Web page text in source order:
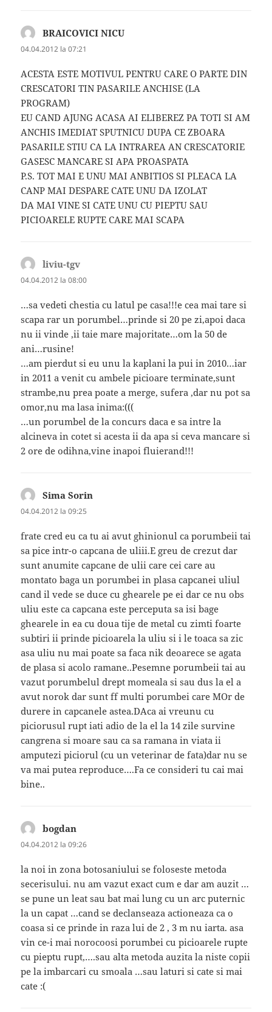
BRAICOVICI NICU
04.04.2012 la 07:21
ACESTA ESTE MOTIVUL PENTRU CARE O PARTE DIN
CRESCATORI TIN PASARILE ANCHISE (LA
PROGRAM)
EU CAND AJUNG ACASA AI ELIBEREZ PA TOTI SI AM
ANCHIS IMEDIAT SPUTNICU DUPA CE ZBOARA
PASARILE STIU CA LA INTRAREA AN CRESCATORIE
GASESC MANCARE SI APA PROASPATA
P.S. TOT MAI E UNU MAI ANBITIOS SI PLEACA LA
CANP MAI DESPARE CATE UNU DA IZOLAT
DA MAI VINE SI CATE UNU CU PIEPTU SAU
PICIOARELE RUPTE CARE MAI SCAPA
liviu-tgv
04.04.2012 la 08:00
…sa vedeti chestia cu latul pe casa!!!e cea mai tare si
scapa rar un porumbel…prinde si 20 pe zi,apoi daca
nu ii vinde ,ii taie mare majoritate…om la 50 de
ani…rusine!
…am pierdut si eu unu la kaplani la pui in 2010…iar
in 2011 a venit cu ambele picioare terminate,sunt
strambe,nu prea poate a merge, sufera ,dar nu pot sa
omor,nu ma lasa inima:(((
…un porumbel de la concurs daca e sa intre la
alcineva in cotet si acesta ii da apa si ceva mancare si
2 ore de odihna,vine inapoi fluierand!!!
Sima Sorin
04.04.2012 la 09:25
frate cred eu ca tu ai avut ghinionul ca porumbeii tai
sa pice intr-o capcana de uliii.E greu de crezut dar
sunt anumite capcane de ulii care cei care au
montato baga un porumbei in plasa capcanei uliul
cand il vede se duce cu ghearele pe ei dar ce nu obs
uliu este ca capcana este perceputa sa isi bage
ghearele in ea cu doua tije de metal cu zimti foarte
subtiri ii prinde picioarela la uliu si i le toaca sa zic
asa uliu nu mai poate sa faca nik deoarece se agata
de plasa si acolo ramane..Pesemne porumbeii tai au
vazut porumbelul drept momeala si sau dus la el a
avut norok dar sunt ff multi porumbei care MOr de
durere in capcanele astea.DAca ai vreunu cu
piciorusul rupt iati adio de la el la 14 zile survine
cangrena si moare sau ca sa ramana in viata ii
amputezi piciorul (cu un veterinar de fata)dar nu se
va mai putea reproduce….Fa ce consideri tu cai mai
bine..
bogdan
04.04.2012 la 09:26
la noi in zona botosaniului se foloseste metoda
secerisului. nu am vazut exact cum e dar am auzit …
se pune un leat sau bat mai lung cu un arc puternic
la un capat …cand se declanseaza actioneaza ca o
coasa si ce prinde in raza lui de 2 , 3 m nu iarta. asa
vin ce-i mai norocoosi porumbei cu picioarele rupte
cu pieptu rupt,….sau alta metoda auzita la niste copii
pe la imbarcari cu smoala …sau laturi si cate si mai
cate :(